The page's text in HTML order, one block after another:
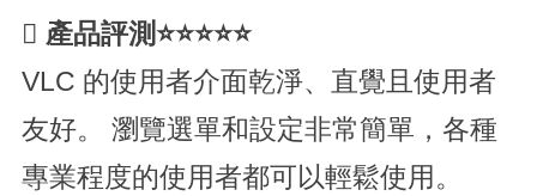
 產品評測⭐⭐⭐⭐⭐
VLC 的使用者介面乾淨、直覺且使用者
友好。 瀏覽選單和設定非常簡單，各種
專業程度的使用者都可以輕鬆使用。